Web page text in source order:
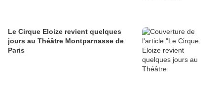
Le Cirque Eloize revient quelques
jours au Théâtre Montparnasse de
Paris